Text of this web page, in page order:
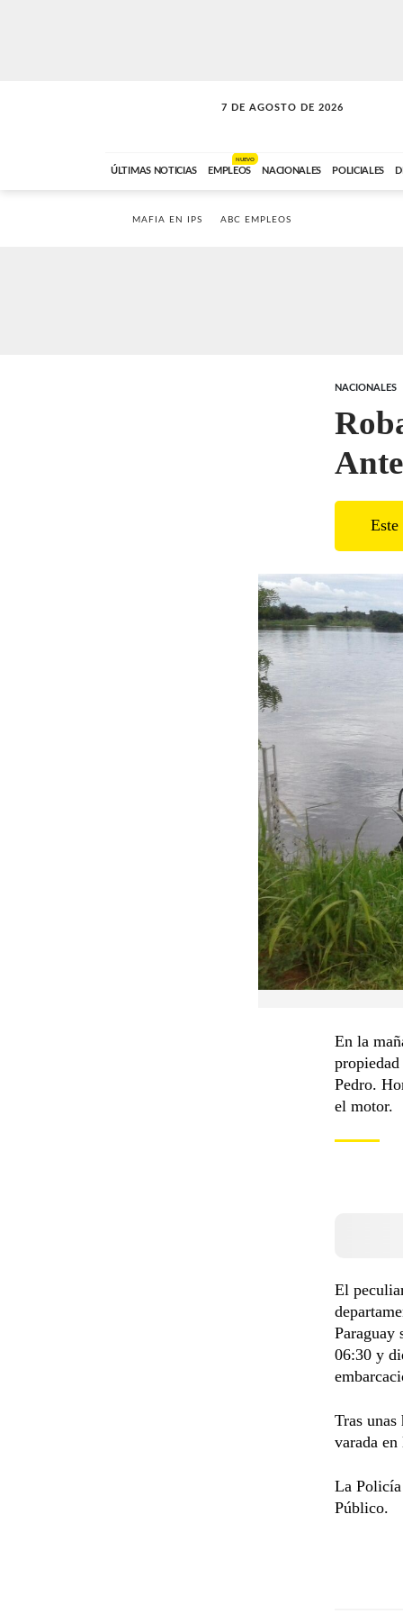
7 DE AGOSTO DE 2026
VITAMINAS
ÚLTIMAS NOTICIAS EMPLEOS
NUEVO
NACIONALES POLICIALES
MAFIA EN IPS ABC EMPLEOS
NACIONALES
En la
Pedro.
el motor.
El
Paraguay
06:30 y
Tras
varada
La Policía
Público.